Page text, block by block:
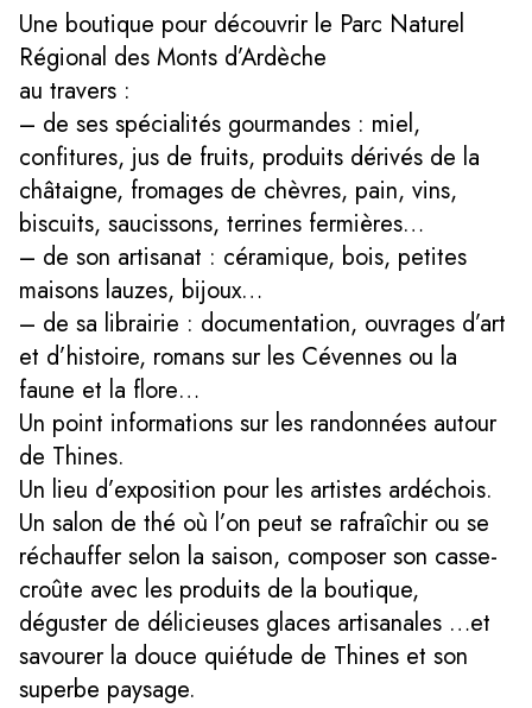
Une boutique pour découvrir le Parc Naturel
Régional des Monts d’Ardèche
au travers :
– de ses spécialités gourmandes : miel,
confitures, jus de fruits, produits dérivés de la
châtaigne, fromages de chèvres, pain, vins,
biscuits, saucissons, terrines fermières…
– de son artisanat : céramique, bois, petites
maisons lauzes, bijoux…
– de sa librairie : documentation, ouvrages d’art
et d’histoire, romans sur les Cévennes ou la
faune et la flore…
Un point informations sur les randonnées autour
de Thines.
Un lieu d’exposition pour les artistes ardéchois.
Un salon de thé où l’on peut se rafraîchir ou se
réchauffer selon la saison, composer son casse-
croûte avec les produits de la boutique,
déguster de délicieuses glaces artisanales …et
savourer la douce quiétude de Thines et son
superbe paysage.